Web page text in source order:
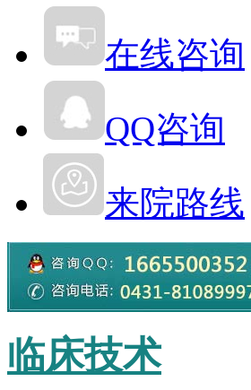
在线咨询
QQ咨询
来院路线
临床技术